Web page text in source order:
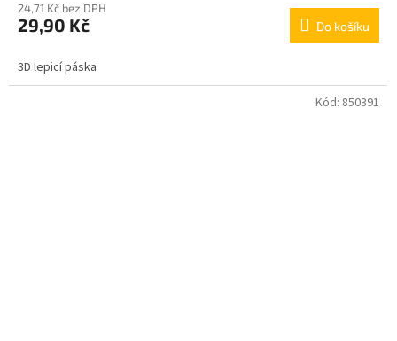
24,71 Kč bez DPH
29,90 Kč Do košíku
3D lepicí páska
Kód: 850391